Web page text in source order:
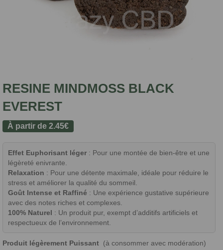
RESINE MINDMOSS BLACK
EVEREST
À partir de 2.45€
Effet Euphorisant léger : Pour une montée de bien-être et une
légèreté enivrante.
Relaxation : Pour une détente maximale, idéale pour réduire le
stress et améliorer la qualité du sommeil.
Goût Intense et Raffiné : Une expérience gustative supérieure
avec des notes riches et complexes.
100% Naturel : Un produit pur, exempt d’additifs artificiels et
respectueux de l’environnement.
Produit légèrement Puissant (à consommer avec modération)